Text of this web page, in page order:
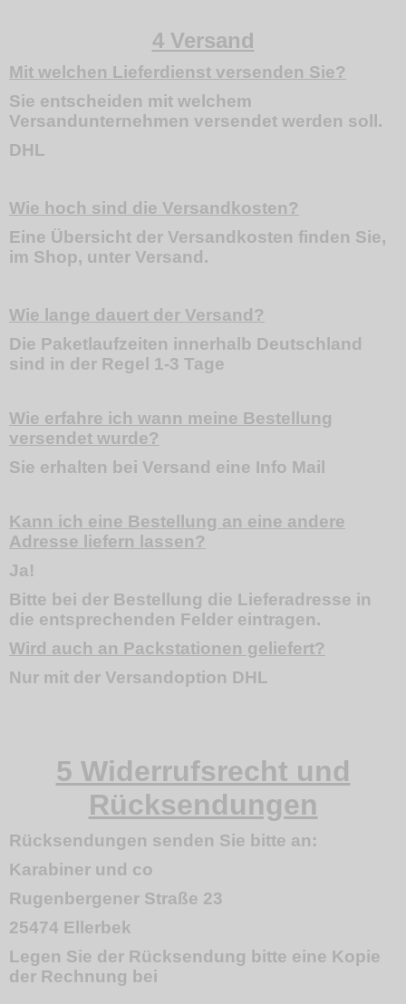
4 Versand
Mit welchen Lieferdienst versenden Sie?
Sie entscheiden mit welchem
Versandunternehmen versendet werden soll.
DHL
Wie hoch sind die Versandkosten?
Eine Übersicht der Versandkosten finden Sie,
im Shop, unter Versand.
Wie lange dauert der Versand?
Die Paketlaufzeiten innerhalb Deutschland
sind in der Regel 1-3 Tage
Wie erfahre ich wann meine Bestellung
versendet wurde?
Sie erhalten bei Versand eine Info Mail
Kann ich eine Bestellung an eine andere
Adresse liefern lassen?
Ja!
Bitte bei der Bestellung die Lieferadresse in
die entsprechenden Felder eintragen.
Wird auch an Packstationen geliefert?
Nur mit der Versandoption DHL
5 Widerrufsrecht und
Rücksendungen
Rücksendungen senden Sie bitte an:
Karabiner und co
Rugenbergener Straße 23
25474 Ellerbek
Legen Sie der Rücksendung bitte eine Kopie
der Rechnung bei